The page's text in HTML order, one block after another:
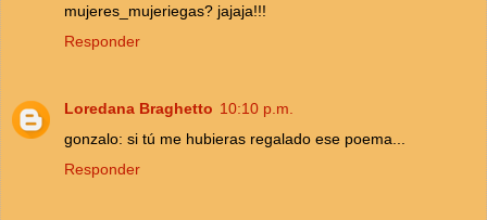
mujeres_mujeriegas? jajaja!!!
Responder
Loredana Braghetto 10:10 p.m.
gonzalo: si tú me hubieras regalado ese poema...
Responder